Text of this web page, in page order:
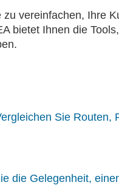
vereinfachen, Ihre
bietet Ihnen die
Sie Routen,
die Gelegenheit,